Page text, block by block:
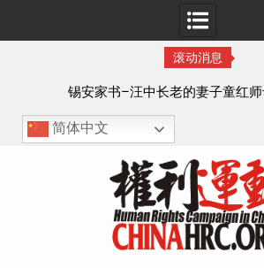
滚动消息
锡安家书–汪中长老的妻子童红⁩
简体中文